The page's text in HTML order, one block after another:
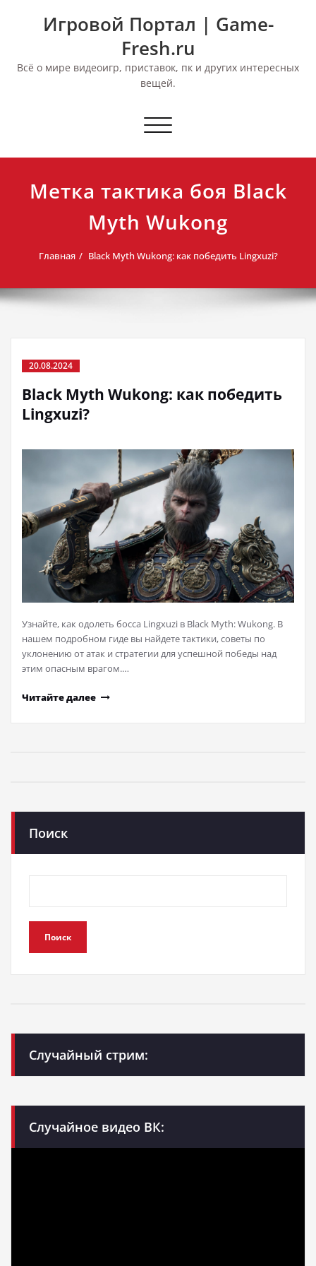
Игровой Портал | Game-
Fresh.ru
Всё о мире видеоигр, приставок, пк и других интересных
вещей.
Переключить
Метка тактика боя Black
Myth Wukong
Главная Black Myth Wukong: как победить Lingxuzi?
20.08.2024
Black Myth Wukong: как победить
Lingxuzi?
Узнайте, как одолеть босса Lingxuzi в Black Myth: Wukong. В
нашем подробном гиде вы найдете тактики, советы по
уклонению от атак и стратегии для успешной победы над
этим опасным врагом.…
Читайте далее
Поиск
Поиск
Случайный стрим:
Случайное видео ВК: